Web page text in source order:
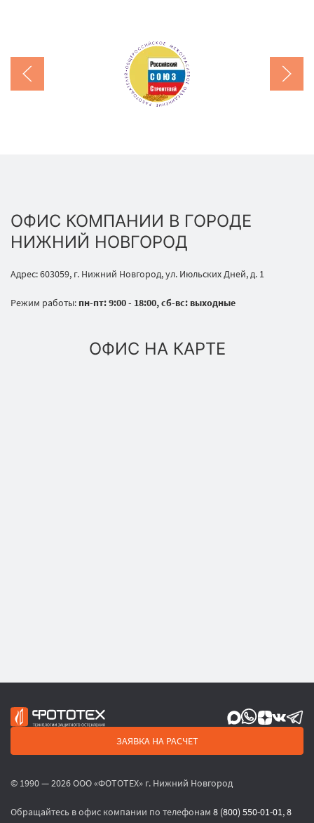
ОФИС КОМПАНИИ В ГОРОДЕ
НИЖНИЙ НОВГОРОД
Адрес: 603059, г. Нижний Новгород, ул. Июльских Дней, д. 1
Режим работы: пн-пт: 9:00 - 18:00, сб-вс: выходные
ОФИС НА КАРТЕ
ЗАЯВКА НА РАСЧЕТ
© 1990 — 2026 ООО «ФОТОТЕХ» г. Нижний Новгород
Обращайтесь в офис компании по телефонам 8 (800) 550-01-01,8